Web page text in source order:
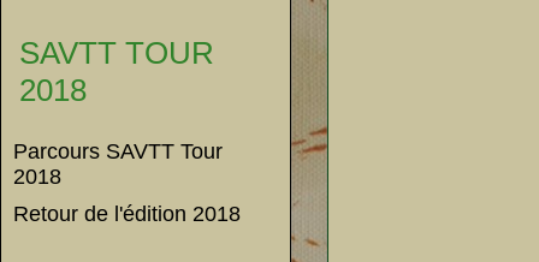
SAVTT TOUR
2018
Parcours SAVTT Tour
2018
Retour de l'édition 2018